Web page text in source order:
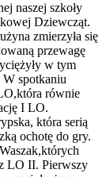
naszej szkoły
Dziewcząt.
zmierzyła się
przewagę
w tym
W spotkaniu
równie
I LO.
która serią
ochotę do gry.
LO II. Pierwszy